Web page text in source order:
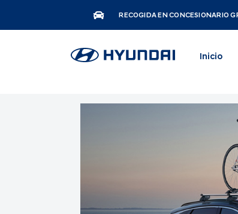
RECOGIDA EN CONCESIONARIO
Inicio